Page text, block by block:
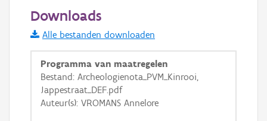
OSM-Basiskaart
Ortho
GRB-Basiskaart
GRB-Basiskaart in grijswaarden
Downloads
Alle bestanden downloaden
Programma van maatregelen
Bestand: Archeologienota_PVM_Kinrooi,
Jappestraat_DEF.pdf
Auteur(s): VROMANS Annelore